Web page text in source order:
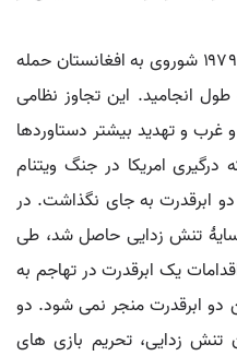
پایان تنش زدایی در دهۀ ۱۹۸۰. در ۱۹۷۹ شوروی به افغانستان حمله
اشغال این کشور تا ۱۹۸۹ به طول انجامید. این تجاوز نظامی
و تهدید بیشتر دستاوردها
درگیری امریکا در جنگ ویتنام
روابط دو ابرقدرت به جای نگذاشت. در
تنش زدایی حاصل شد، طی
یک ابرقدرت در تهاجم به
دو ابرقدرت منجر نمی شود. دو
تنش زدایی، تحریم بازی های